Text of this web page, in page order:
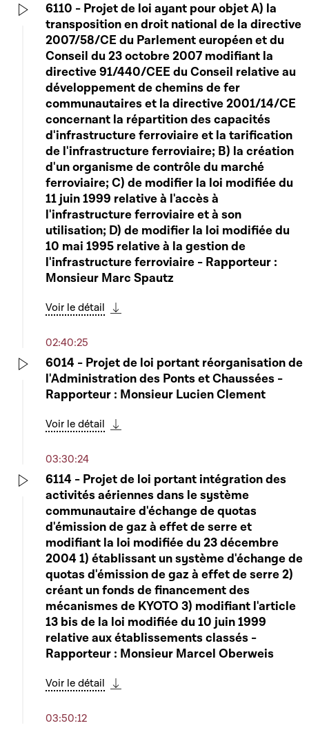
6110 - Projet de loi ayant pour objet A) la
transposition en droit national de la directive
2007/58/CE du Parlement européen et du
Conseil du 23 octobre 2007 modifiant la
directive 91/440/CEE du Conseil relative au
développement de chemins de fer
communautaires et la directive 2001/14/CE
concernant la répartition des capacités
d'infrastructure ferroviaire et la tarification
de l'infrastructure ferroviaire; B) la création
d'un organisme de contrôle du marché
ferroviaire; C) de modifier la loi modifiée du
11 juin 1999 relative à l'accès à
l'infrastructure ferroviaire et à son
utilisation; D) de modifier la loi modifiée du
10 mai 1995 relative à la gestion de
l'infrastructure ferroviaire - Rapporteur :
Monsieur Marc Spautz
Voir le détail
02:40:25
6014 - Projet de loi portant réorganisation de
l'Administration des Ponts et Chaussées -
Rapporteur : Monsieur Lucien Clement
Voir le détail
03:30:24
6114 - Projet de loi portant intégration des
activités aériennes dans le système
communautaire d'échange de quotas
d'émission de gaz à effet de serre et
modifiant la loi modifiée du 23 décembre
2004 1) établissant un système d'échange de
quotas d'émission de gaz à effet de serre 2)
créant un fonds de financement des
mécanismes de KYOTO 3) modifiant l'article
13 bis de la loi modifiée du 10 juin 1999
relative aux établissements classés -
Rapporteur : Monsieur Marcel Oberweis
Voir le détail
03:50:12